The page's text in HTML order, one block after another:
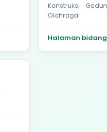
Konstruksi
Olahraga
Halaman bidang